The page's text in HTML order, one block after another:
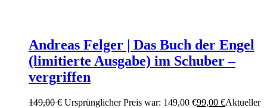
Andreas Felger | Das Buch der Engel
(limitierte Ausgabe) im Schuber –
vergriffen
149,00€ Ursprünglicher Preis war: 149,00 €99,00 €Aktueller